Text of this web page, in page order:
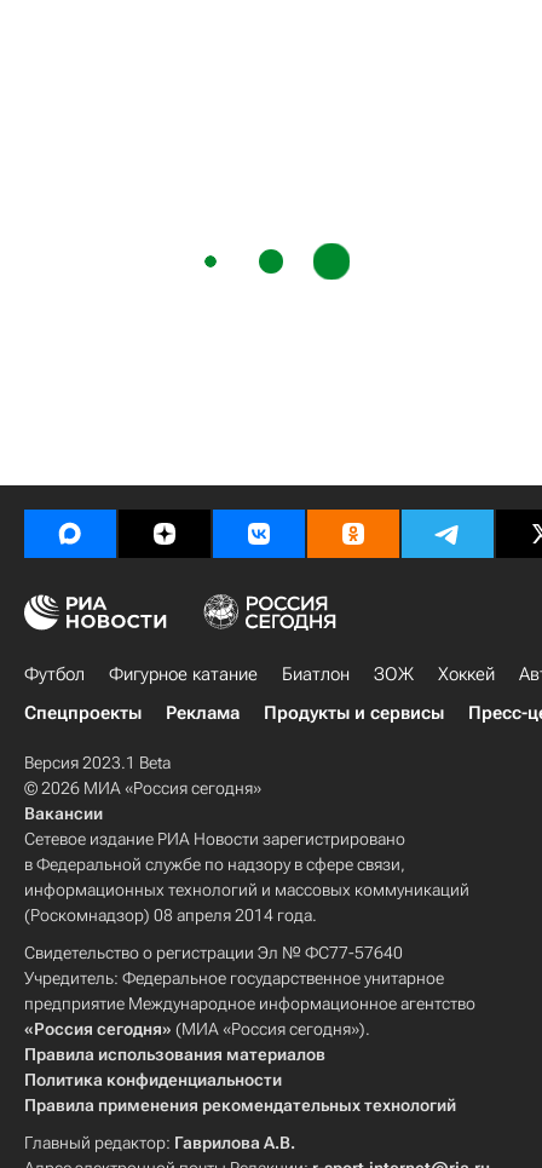
Футбол Фигурное катание Биатлон ЗОЖ Хоккей
Спецпроекты
Реклама Продукты и сервисы Пресс-
Версия 2023.1 Beta
© 2026 МИА «Россия сегодня»
Вакансии
Сетевое издание РИА Новости зарегистрировано
в Федеральной службе по надзору в сфере связи,
информационных технологий и массовых коммуникаций
(Роскомнадзор) 08 апреля 2014 года.
Свидетельство о регистрации Эл № ФС77-57640
Учредитель: Федеральное государственное унитарное
предприятие Международное информационное агентство
«Россия сегодня» (МИА «Россия сегодня»).
Правила использования материалов
Политика конфиденциальности
Правила применения рекомендательных технологий
Главный редактор: Гаврилова А.В.